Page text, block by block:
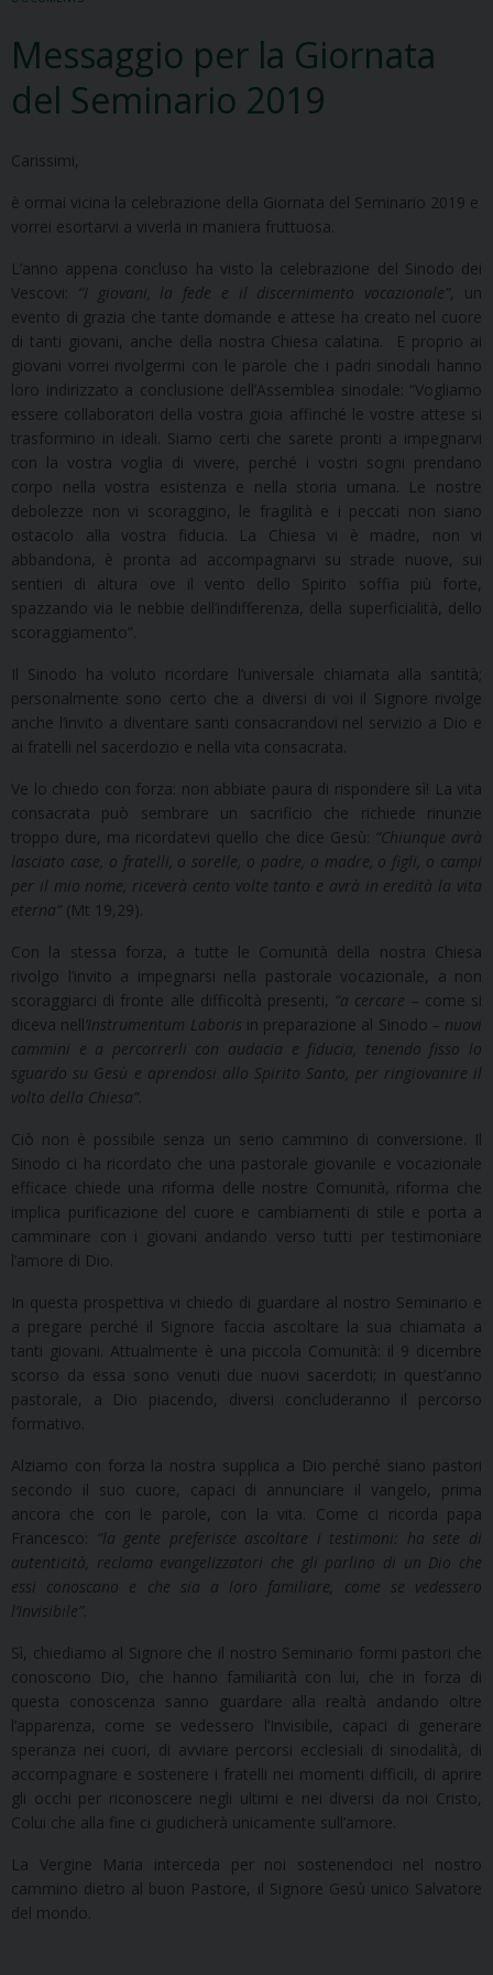
Messaggio per la Giornata
del Seminario 2019
Carissimi,
è ormai vicina la celebrazione della Giornata del Seminario 2019 e
vorrei esortarvi a viverla in maniera fruttuosa.
L’anno appena concluso ha visto la celebrazione del Sinodo dei
Vescovi: “I giovani, la fede e il discernimento vocazionale”, un
evento di grazia che tante domande e attese ha creato nel cuore
di tanti giovani, anche della nostra Chiesa calatina. E proprio ai
giovani vorrei rivolgermi con le parole che i padri sinodali hanno
loro indirizzato a conclusione dell’Assemblea sinodale: “Vogliamo
essere collaboratori della vostra gioia affinché le vostre attese si
trasformino in ideali. Siamo certi che sarete pronti a impegnarvi
con la vostra voglia di vivere, perché i vostri sogni prendano
corpo nella vostra esistenza e nella storia umana. Le nostre
debolezze non vi scoraggino, le fragilità e i peccati non siano
ostacolo alla vostra fiducia. La Chiesa vi è madre, non vi
abbandona, è pronta ad accompagnarvi su strade nuove, sui
sentieri di altura ove il vento dello Spirito soffia più forte,
spazzando via le nebbie dell’indifferenza, della superficialità, dello
scoraggiamento”.
Il Sinodo ha voluto ricordare l’universale chiamata alla santità;
personalmente sono certo che a diversi di voi il Signore rivolge
anche l’invito a diventare santi consacrandovi nel servizio a Dio e
ai fratelli nel sacerdozio e nella vita consacrata.
Ve lo chiedo con forza: non abbiate paura di rispondere sì! La vita
consacrata può sembrare un sacrificio che richiede rinunzie
troppo dure, ma ricordatevi quello che dice Gesù: “Chiunque avrà
lasciato case, o fratelli, o sorelle, o padre, o madre, o figli, o campi
per il mio nome, riceverà cento volte tanto e avrà in eredità la vita
eterna” (Mt 19,29).
Con la stessa forza, a tutte le Comunità della nostra Chiesa
rivolgo l’invito a impegnarsi nella pastorale vocazionale, a non
scoraggiarci di fronte alle difficoltà presenti, “a cercare – come si
diceva nell’Instrumentum Laboris in preparazione al Sinodo – nuovi
cammini e a percorrerli con audacia e fiducia, tenendo fisso lo
sguardo su Gesù e aprendosi allo Spirito Santo, per ringiovanire il
volto della Chiesa”
Ciò non è possibile senza un serio cammino di conversione. Il
Sinodo ci ha ricordato che una pastorale giovanile e vocazionale
efficace chiede una riforma delle nostre Comunità, riforma che
implica purificazione del cuore e cambiamenti di stile e porta a
camminare con i giovani andando verso tutti per testimoniare
l’amore di Dio.
In questa prospettiva vi chiedo di guardare al nostro Seminario e
a pregare perché il Signore faccia ascoltare la sua chiamata a
tanti giovani. Attualmente è una piccola Comunità: il 9 dicembre
scorso da essa sono venuti due nuovi sacerdoti; in quest’anno
pastorale, a Dio piacendo, diversi concluderanno il percorso
formativo.
Alziamo con forza la nostra supplica a Dio perché siano pastori
secondo il suo cuore, capaci di annunciare il vangelo, prima
ancora che con le parole, con la vita. Come ci ricorda papa
Francesco: “la gente preferisce ascoltare i testimoni: ha sete di
autenticità, reclama evangelizzatori che gli parlino di un Dio che
essi conoscano e che sia a loro familiare, come se vedessero
l’Invisibile”
Sì, chiediamo al Signore che il nostro Seminario formi pastori che
conoscono Dio, che hanno familiarità con lui, che in forza di
questa conoscenza sanno guardare alla realtà andando oltre
l’apparenza, come se vedessero l’Invisibile, capaci di generare
speranza nei cuori, di avviare percorsi ecclesiali di sinodalità, di
accompagnare e sostenere i fratelli nei momenti difficili, di aprire
gli occhi per riconoscere negli ultimi e nei diversi da noi Cristo,
Colui che alla fine ci giudicherà unicamente sull’amore.
La Vergine Maria interceda per noi sostenendoci nel nostro
cammino dietro al buon Pastore, il Signore Gesù unico Salvatore
del mondo.